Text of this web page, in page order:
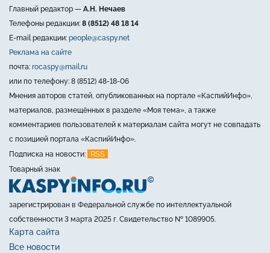
Главный редактор — А.Н. Нечаев
Телефоны редакции: 8 (8512) 48 18 14
E-mail редакции: people@caspy.net
Реклама на сайте
почта: rocaspy@mail.ru
или по телефону: 8 (8512) 48-18-06
Мнения авторов статей, опубликованных на портале «КаспийИнфо»,
материалов, размещённых в разделе «Моя тема», а также
комментариев пользователей к материалам сайта могут не совпадать
с позицией портала «КаспийИнфо».
Подписка на новости:
RSS
Товарный знак
зарегистрирован в Федеральной службе по интеллектуальной
собственности 3 марта 2025 г. Свидетельство № 1089905.
Карта сайта
Все новости